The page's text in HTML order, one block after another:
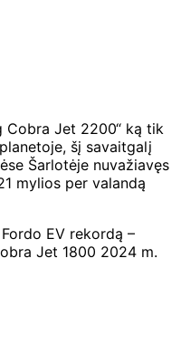
Cobra Jet 2200“ ką tik
šį savaitgalį
Šarlotėje nuvažiavęs
mylios per valandą
EV rekordą –
Jet 1800 2024 m.